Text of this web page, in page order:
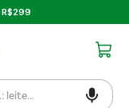
R$299